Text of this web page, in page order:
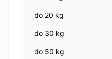
do 20 kg
do 30 kg
do 50 kg